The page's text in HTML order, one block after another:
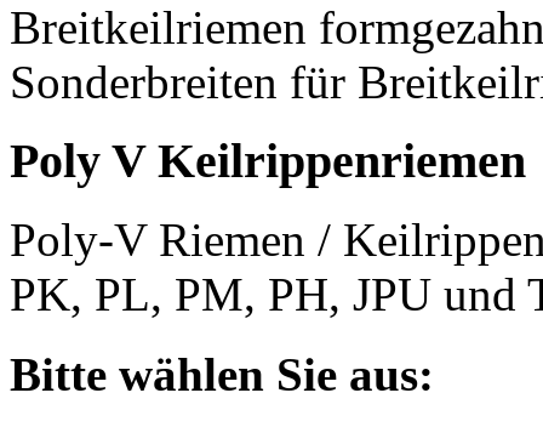
Breitkeilriemen
Sonderbreiten für
Poly V Keilrippenriemen
Poly-V Riemen /
PK, PL, PM, PH, JPU und
Bitte wählen Sie aus: